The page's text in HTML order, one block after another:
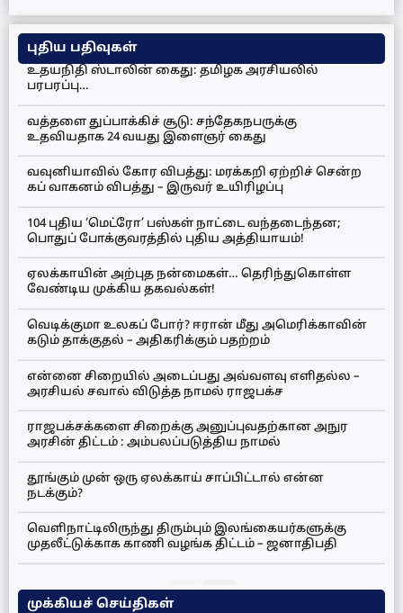
புதிய பதிவுகள்
உதயநிதி ஸ்டாலின் கைது: தமிழக அரசியலில்
பரபரப்பு…
வத்தளை துப்பாக்கிச் சூடு: சந்தேகநபருக்கு
உதவியதாக 24 வயது இளைஞர் கைது
வவுனியாவில் கோர விபத்து: மரக்கறி ஏற்றிச் சென்ற
கப் வாகனம் விபத்து – இருவர் உயிரிழப்பு
104 புதிய ‘மெட்ரோ’ பஸ்கள் நாட்டை வந்தடைந்தன;
பொதுப் போக்குவரத்தில் புதிய அத்தியாயம்!
ஏலக்காயின் அற்புத நன்மைகள்… தெரிந்துகொள்ள
வேண்டிய முக்கிய தகவல்கள்!
வெடிக்குமா உலகப் போர்? ஈரான் மீது அமெரிக்காவின்
கடும் தாக்குதல் – அதிகரிக்கும் பதற்றம்
என்னை சிறையில் அடைப்பது அவ்வளவு எளிதல்ல –
அரசியல் சவால் விடுத்த நாமல் ராஜபக்ச
ராஜபக்சக்களை சிறைக்கு அனுப்புவதற்கான அநுர
அரசின் திட்டம் : அம்பலப்படுத்திய நாமல்
தூங்கும் முன் ஒரு ஏலக்காய் சாப்பிட்டால் என்ன
நடக்கும்?
வெளிநாட்டிலிருந்து திரும்பும் இலங்கையர்களுக்கு
முதலீட்டுக்காக காணி வழங்க திட்டம் – ஜனாதிபதி
முக்கியச் செய்திகள்